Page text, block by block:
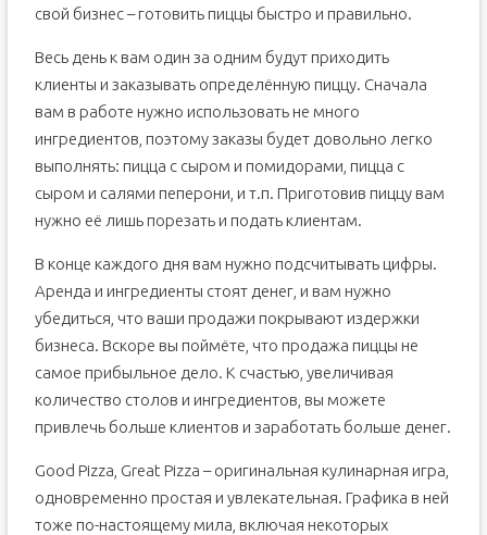
свой бизнес – готовить пиццы быстро и правильно.
Весь день к вам один за одним будут приходить
клиенты и заказывать определённую пиццу. Сначала
вам в работе нужно использовать не много
ингредиентов, поэтому заказы будет довольно легко
выполнять: пицца с сыром и помидорами, пицца с
сыром и салями пеперони, и т.п. Приготовив пиццу вам
нужно её лишь порезать и подать клиентам.
В конце каждого дня вам нужно подсчитывать цифры.
Аренда и ингредиенты стоят денег, и вам нужно
убедиться, что ваши продажи покрывают издержки
бизнеса. Вскоре вы поймёте, что продажа пиццы не
самое прибыльное дело. К счастью, увеличивая
количество столов и ингредиентов, вы можете
привлечь больше клиентов и заработать больше денег.
Good Pizza, Great Pizza – оригинальная кулинарная игра,
одновременно простая и увлекательная. Графика в ней
тоже по-настоящему мила, включая некоторых